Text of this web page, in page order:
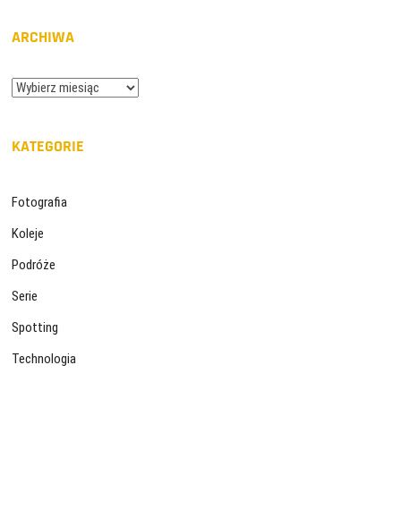
ARCHIWA
Archiwa
KATEGORIE
Fotografia
Koleje
Podróże
Serie
Spotting
Technologia